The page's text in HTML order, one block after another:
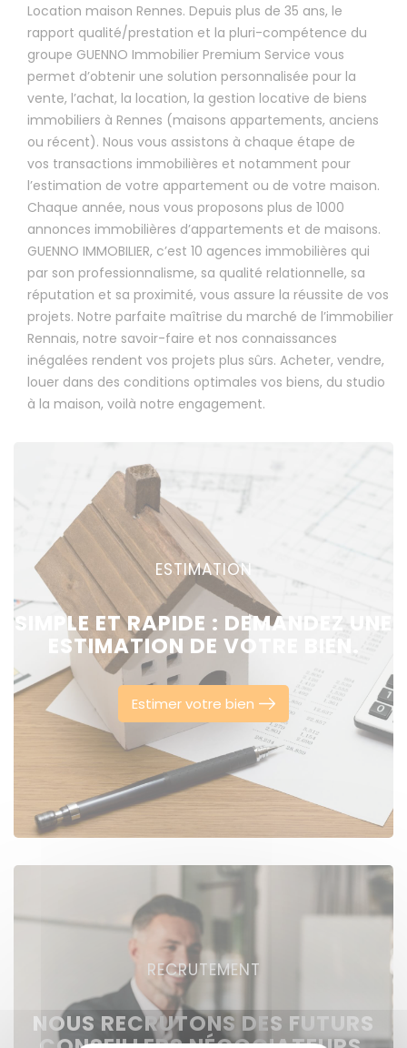
Location maison Rennes. Depuis plus de 35 ans, le
rapport qualité/prestation et la pluri-compétence du
groupe GUENNO Immobilier Premium Service vous
permet d’obtenir une solution personnalisée pour la
vente, l’achat, la location, la gestion locative de biens
immobiliers à Rennes (maisons appartements, anciens
ou récent). Nous vous assistons à chaque étape de
vos transactions immobilières et notamment pour
l’estimation de votre appartement ou de votre maison.
Chaque année, nous vous proposons plus de 1000
annonces immobilières d’appartements et de maisons.
GUENNO IMMOBILIER, c’est 10 agences immobilières qui
par son professionnalisme, sa qualité relationnelle, sa
réputation et sa proximité, vous assure la réussite de vos
projets. Notre parfaite maîtrise du marché de l’immobilier
Rennais, notre savoir-faire et nos connaissances
inégalées rendent vos projets plus sûrs. Acheter, vendre,
louer dans des conditions optimales vos biens, du studio
à la maison, voilà notre engagement.
ESTIMATION
SIMPLE ET RAPIDE : DEMANDEZ UNE
ESTIMATION DE VOTRE BIEN.
Estimer votre bien
RECRUTEMENT
NOUS RECRUTONS DES FUTURS